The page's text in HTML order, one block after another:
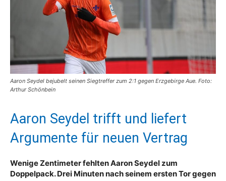
Aaron Seydel bejubelt seinen Siegtreffer zum 2:1 gegen Erzgebirge Aue. Foto:
Arthur Schönbein
Aaron Seydel trifft und liefert
Argumente für neuen Vertrag
Wenige Zentimeter fehlten Aaron Seydel zum
Doppelpack. Drei Minuten nach seinem ersten Tor gegen